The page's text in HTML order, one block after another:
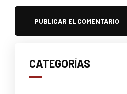
CATEGORÍAS